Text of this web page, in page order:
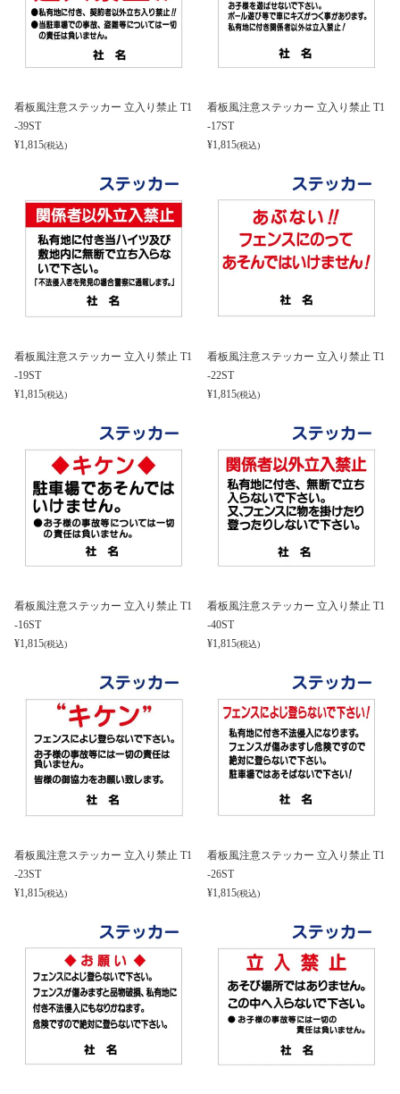
看板風注意ステッカー 立入り禁止 T1
-39ST
¥1,815(税込)
看板風注意ステッカー 立入り禁止 T1
-17ST
¥1,815(税込)
看板風注意ステッカー 立入り禁止 T1
-19ST
¥1,815(税込)
看板風注意ステッカー 立入り禁止 T1
-22ST
¥1,815(税込)
看板風注意ステッカー 立入り禁止 T1
-16ST
¥1,815(税込)
看板風注意ステッカー 立入り禁止 T1
-40ST
¥1,815(税込)
看板風注意ステッカー 立入り禁止 T1
-23ST
¥1,815(税込)
看板風注意ステッカー 立入り禁止 T1
-26ST
¥1,815(税込)